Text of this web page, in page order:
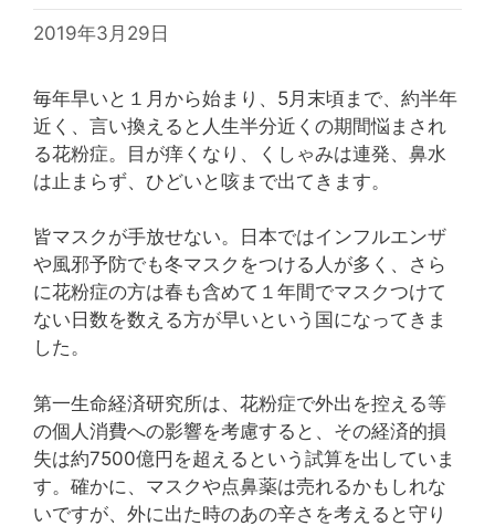
2019年3月29日
毎年早いと１月から始まり、5月末頃まで、約半年
近く、言い換えると人生半分近くの期間悩まされ
る花粉症。目が痒くなり、くしゃみは連発、鼻水
は止まらず、ひどいと咳まで出てきます。
皆マスクが手放せない。日本ではインフルエンザ
や風邪予防でも冬マスクをつける人が多く、さら
に花粉症の方は春も含めて１年間でマスクつけて
ない日数を数える方が早いという国になってきま
した。
第一生命経済研究所は、花粉症で外出を控える等
の個人消費への影響を考慮すると、その経済的損
失は約7500億円を超えるという試算を出していま
す。確かに、マスクや点鼻薬は売れるかもしれな
いですが、外に出た時のあの辛さを考えると守り